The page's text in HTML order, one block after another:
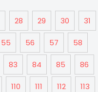
28 29 30 31
55 56 57 58
83 84 85 86
110 111 112 113